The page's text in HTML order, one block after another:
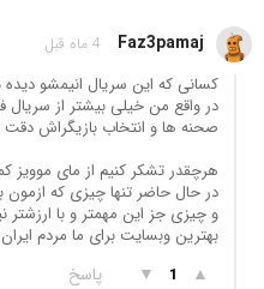
Faz3pamaj 4 ماه قبل
کسانی که این سریال انیمشو
در واقع من خیلی بیشتر از
صحنه ها و انتخاب بازیگراش دقت
هرچقدر تشکر کنیم از مای موویز
در حال حاضر تنها چیزی که ازمون
و چیزی جز این مهمتر و با ارزشتر
بهترین وبسایت برای ما مردم
▲
1
▼ پاسخ